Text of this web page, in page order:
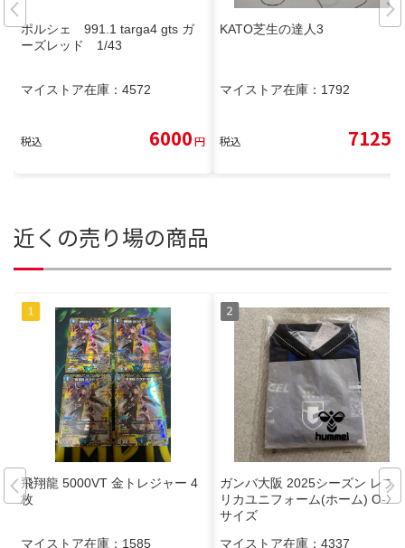
ポルシェ 991.1 targa4 gts ガ
ーズレッド 1/43
マイストア在庫： 4572
税込 6000円
KATO芝生の達人3
マイストア在庫： 1792
税込 7125
近くの売り場の商品
飛翔龍 5000VT 金トレジャー 4
枚
マイストア在庫： 1585
ガンバ大阪 2025シーズン レプ
リカユニフォーム(ホーム) O-XO
サイズ
マイストア在庫： 4337